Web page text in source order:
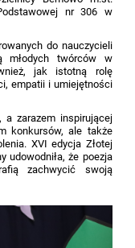
nr 306 w
do nauczycieli
młodych twórców w
jak istotną rolę
empatii i umiejętności
a zarazem inspirującej
konkursów, ale także
XVI edycja Złotej
udowodniła, że poezja
zachwycić swoją